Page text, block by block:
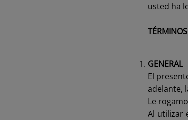
usted ha
GENERAL
El
adelante,
Le
Al utilizar